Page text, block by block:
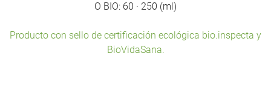
O BIO: 60 · 250 (ml)
Producto con sello de certificación ecológica bio.inspecta y
BioVidaSana.